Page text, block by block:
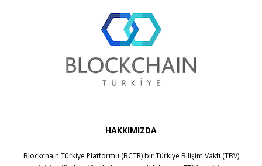
HAKKIMIZDA
Blockchain Türkiye Platformu (BCTR) birTürkiye Bilişim Vakfı (TBV)